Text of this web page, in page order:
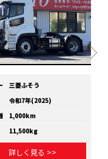
三菱ふそう
令和7年(2025)
1,000km
11,500kg
詳しく見る >>